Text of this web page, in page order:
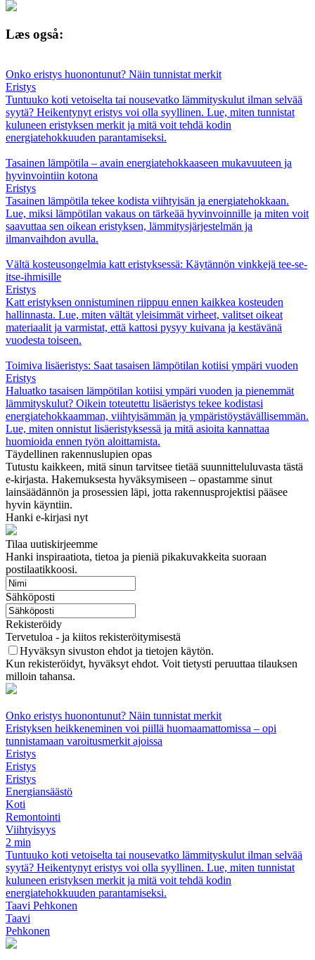
Læs også:
Onko eristys huonontunut? Näin tunnistat merkit
Eristys
Tuntuuko koti vetoiselta tai nousevatko lämmityskulut ilman selvää
syytä? Heikentynyt eristys voi olla syyllinen. Lue, miten tunnistat
kuluneen eristyksen merkit ja mitä voit tehdä kodin
energiatehokkuuden parantamiseksi.
Tasainen lämpötila – avain energiatehokkaaseen mukavuuteen ja
hyvinvointiin kotona
Eristys
Tasainen lämpötila tekee kodista viihtyisän ja energiatehokkaan.
Lue, miksi lämpötilan vakaus on tärkeää hyvinvoinnille ja miten voit
saavuttaa sen oikean eristyksen, lämmitysjärjestelmän ja
ilmanvaihdon avulla.
Vältä kosteusongelmia katt eristyksessä: Käytännön vinkkejä tee-se-
itse‑ihmisille
Eristys
Katt eristyksen onnistuminen riippuu ennen kaikkea kosteuden
hallinnasta. Lue, miten vältät yleisimmät virheet, valitset oikeat
materiaalit ja varmistat, että kattosi pysyy kuivana ja kestävänä
vuodesta toiseen.
Toimiva lisäeristys: Saat tasaisen lämpötilan kotiisi ympäri vuoden
Eristys
Haluatko tasaisen lämpötilan kotiisi ympäri vuoden ja pienemmät
lämmityskulut? Oikein toteutettu lisäeristys tekee kodistasi
energiatehokkaamman, viihtyisämmän ja ympäristöystävällisemmän.
Lue, miten onnistut lisäeristyksessä ja mitä asioita kannattaa
huomioida ennen työn aloittamista.
Täydellinen rakennuslupien opas
Tutustu kaikkeen, mitä sinun tarvitsee tietää suunnitteluluvasta tästä
e-kirjasta. Hakemuksesta hyväksymiseen – opastamme sinut
lainsäädännön ja prosessien läpi, jotta rakennusprojektisi pääsee
hyvin käyntiin.
Hanki e-kirjasi nyt
Tilaa uutiskirjeemme
Hanki inspiraatiota, tietoa ja pieniä pikakuvakkeita suoraan
postilaatikkoosi.
Sähköposti
Rekisteröidy
Tervetuloa - ja kiitos rekisteröitymisestä
Hyväksyn sivuston ehdot ja tietojen käytön.
Kun rekisteröidyt, hyväksyt ehdot. Voit tietysti peruuttaa tilauksen
milloin tahansa.
Onko eristys huonontunut? Näin tunnistat merkit
Eristyksen heikkeneminen voi piillä huomaamattomissa – opi
tunnistamaan varoitusmerkit ajoissa
Eristys
Eristys
Eristys
Energiansäästö
Koti
Remontointi
Viihtyisyys
2 min
Tuntuuko koti vetoiselta tai nousevatko lämmityskulut ilman selvää
syytä? Heikentynyt eristys voi olla syyllinen. Lue, miten tunnistat
kuluneen eristyksen merkit ja mitä voit tehdä kodin
energiatehokkuuden parantamiseksi.
Taavi Pehkonen
Taavi
Pehkonen